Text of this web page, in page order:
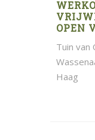
OPEN
Tuin van
Haag